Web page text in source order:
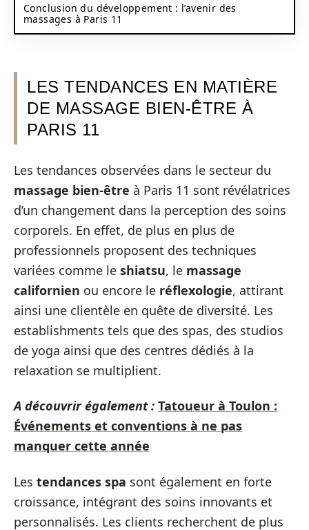
Conclusion du développement : l’avenir des
massages à Paris 11
LES TENDANCES EN MATIÈRE
DE MASSAGE BIEN-ÊTRE À
PARIS 11
Les tendances observées dans le secteur du
massage bien-être à Paris 11 sont révélatrices
d’un changement dans la perception des soins
corporels. En effet, de plus en plus de
professionnels proposent des techniques
variées comme le shiatsu, le massage
californien ou encore le réflexologie, attirant
ainsi une clientèle en quête de diversité. Les
establishments tels que des spas, des studios
de yoga ainsi que des centres dédiés à la
relaxation se multiplient.
A découvrir également : Tatoueur à Toulon :
Événements et conventions à ne pas
manquer cette année
Les tendances spa sont également en forte
croissance, intégrant des soins innovants et
personnalisés. Les clients recherchent de plus